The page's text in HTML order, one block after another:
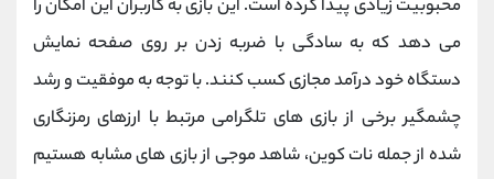
محبوبیت زیادی پیدا کرده است. این بازی به کاربران این امکان را
می دهد که به سادگی با ضربه زدن بر روی صفحه نمایش
دستگاه خود درآمد مجازی کسب کنند. با توجه به موفقیت و رشد
چشمگیر برخی از بازی های تلگرامی مرتبط با ارزهای رمزنگاری
شده از جمله نات کوین، شاهد موجی از بازی های مشابه هستیم
بدون پیش شماره
اینستاگرام @alireza.mehrabii
کانال تلگرام @alirezamehrabi_com
@alirezamehrabi_official